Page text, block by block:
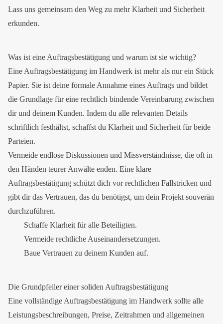
Lass uns gemeinsam den Weg zu mehr Klarheit und Sicherheit
erkunden.
Was ist eine Auftragsbestätigung und warum ist sie wichtig?
Eine Auftragsbestätigung im Handwerk ist mehr als nur ein Stück
Papier. Sie ist deine formale Annahme eines Auftrags und bildet
die Grundlage für eine rechtlich bindende Vereinbarung zwischen
dir und deinem Kunden. Indem du alle relevanten Details
schriftlich festhältst, schaffst du Klarheit und Sicherheit für beide
Parteien.
Vermeide endlose Diskussionen und Missverständnisse, die oft in
den Händen teurer Anwälte enden. Eine klare
Auftragsbestätigung schützt dich vor rechtlichen Fallstricken und
gibt dir das Vertrauen, das du benötigst, um dein Projekt souverän
durchzuführen.
Schaffe Klarheit für alle Beteiligten.
Vermeide rechtliche Auseinandersetzungen.
Baue Vertrauen zu deinem Kunden auf.
Die Grundpfeiler einer soliden Auftragsbestätigung
Eine vollständige Auftragsbestätigung im Handwerk sollte alle
Leistungsbeschreibungen, Preise, Zeitrahmen und allgemeinen